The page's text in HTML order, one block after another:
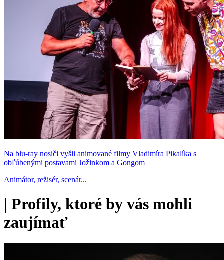
Na blu-ray nosiči vyšli animované filmy Vladimíra Pikalíka s
obľúbenými postavami Jožinkom a Gongom
Animátor, režisér, scenár...
| Profily, ktoré by vás mohli
zaujímať